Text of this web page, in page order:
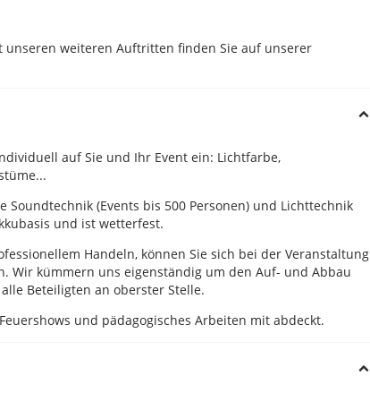
weiteren Auftritten finden Sie auf unserer
auf Sie und Ihr Event ein: Lichtfarbe,
(Events bis 500 Personen) und Lichttechnik
und ist wetterfest.
Handeln, können Sie sich bei der Veranstaltung
Wir kümmern uns eigenständig um den Auf- und Abbau
Beteiligten an oberster Stelle.
und pädagogisches Arbeiten mit abdeckt.